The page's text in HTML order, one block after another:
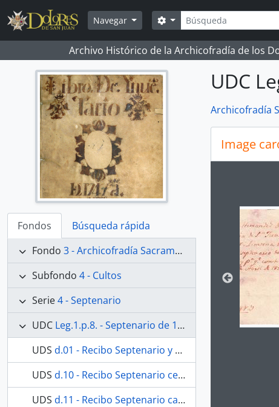
Skip to main content
Navegar
Búsqueda
Search options
Archivo Histórico de la Archicofradía de los
Fondos
Búsqueda rápida
Fondo 3 - Archicofradía Sacramental de Nuestra Señora de los Dolores
Subfondo 4 - Cultos
Serie4 - Septenario
UDC Leg.1.p.8. - Septenario de 1855.
UDS d.01 - Recibo Septenario y Función Principal.
UDS d.10 - Recibo Septenario cera.
UDS d.11 - Recibo Septenario carpintería.
UDC
Archicofradía
Image